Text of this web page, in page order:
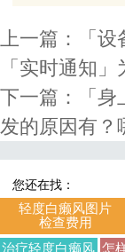
上一篇：
「
「实时通知
下一篇：
「
发的原因有？
您还在找：
轻度白癞风图片
检查费用
治疗轻度白癞风 怎